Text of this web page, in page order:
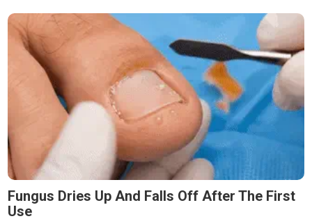
Fungus Dries Up And Falls Off After The First
Use